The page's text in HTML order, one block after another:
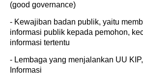
(good governance)
- Kewajiban badan publik, yaitu
informasi publik kepada pemohon,
informasi tertentu
- Lembaga yang menjalankan UU
Informasi